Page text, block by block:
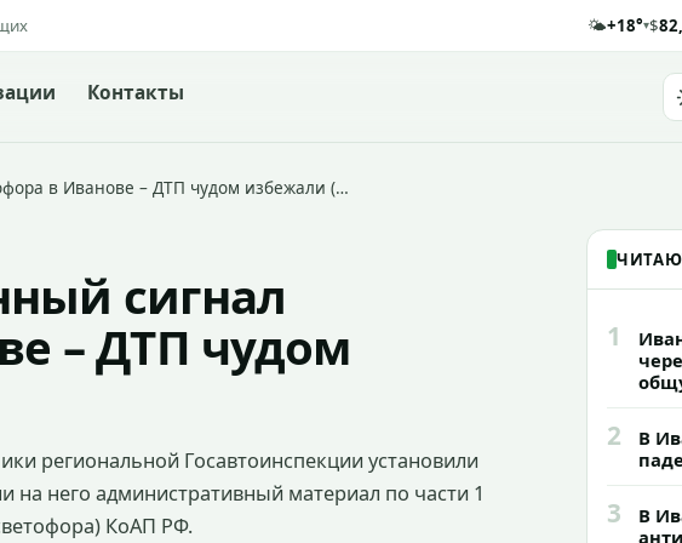
🌤️+18°▾$
Контакты
в Иванове – ДТП чудом избежали (…
сигнал
– ДТП чудом
региональной Госавтоинспекции установили
на него административный материал по части 1
КоАП РФ.
1
2
В
3
В